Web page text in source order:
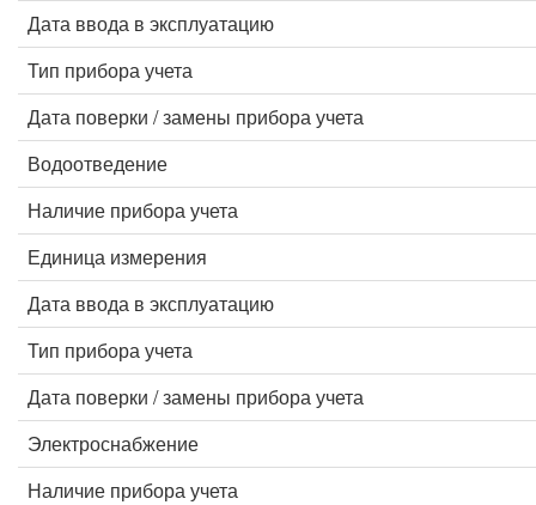
Дата ввода в эксплуатацию
Тип прибора учета
Дата поверки / замены прибора учета
Водоотведение
Наличие прибора учета
Единица измерения
Дата ввода в эксплуатацию
Тип прибора учета
Дата поверки / замены прибора учета
Электроснабжение
Наличие прибора учета